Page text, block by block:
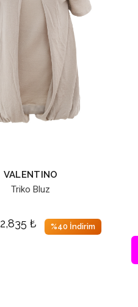
VALENTINO
Triko Bluz
2,835 ₺ %40 İndirim